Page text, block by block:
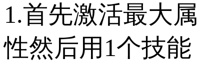
1.首先激活最大属
性然后用1个技能